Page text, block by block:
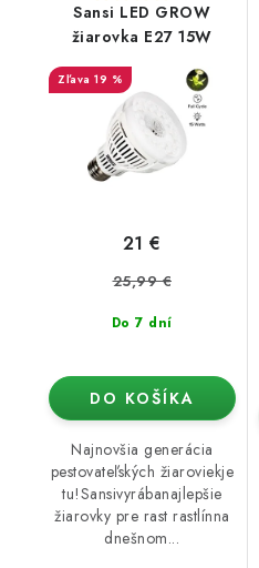
Sansi LED GROW
žiarovka E27 15W
19 %
Do 7 dní
21 €
25,99 €
DO KOŠÍKA
Najnovšia generácia
pestovateľských žiaroviekje
tu!Sansivyrábanajlepšie
žiarovky pre rast rastlínna
dnešnom...